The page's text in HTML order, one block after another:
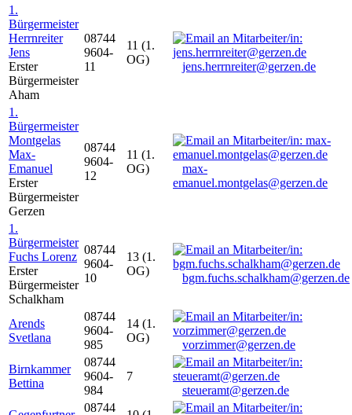
1.
Bürgermeister
Herrnreiter
Jens
Erster
Bürgermeister
Aham
08744
9604-
11
11 (1.
OG)
jens.herrnreiter@gerzen.de
1.
Bürgermeister
Montgelas
Max-
Emanuel
Erster
Bürgermeister
Gerzen
08744
9604-
12
11 (1.
OG)
max-
emanuel.montgelas@gerzen.de
1.
Bürgermeister
Fuchs Lorenz
Erster
Bürgermeister
Schalkham
08744
9604-
10
13 (1.
OG)
bgm.fuchs.schalkham@gerzen.de
Arends
Svetlana
08744
9604-
985
14 (1.
OG)
vorzimmer@gerzen.de
Birnkammer
Bettina
08744
9604-
984
7
steueramt@gerzen.de
08744